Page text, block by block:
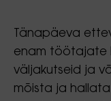
Tänapäeva
enam töötajate
väljakutseid ja
mõista ja hallata